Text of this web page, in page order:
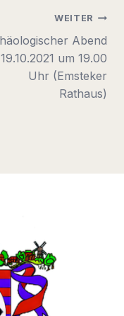
WEITER
Abend
um 19.00
Uhr (Emsteker
Rathaus)